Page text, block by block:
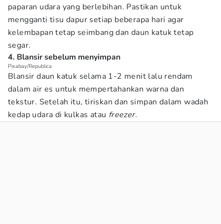
paparan udara yang berlebihan. Pastikan untuk
mengganti tisu dapur setiap beberapa hari agar
kelembapan tetap seimbang dan daun katuk tetap
segar.
4. Blansir sebelum menyimpan
Pixabay/Republica
Blansir daun katuk selama 1-2 menit lalu rendam
dalam air es untuk mempertahankan warna dan
tekstur. Setelah itu, tiriskan dan simpan dalam wadah
kedap udara di kulkas atau freezer.